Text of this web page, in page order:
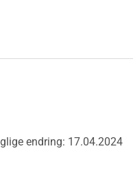
endring: 17.04.2024